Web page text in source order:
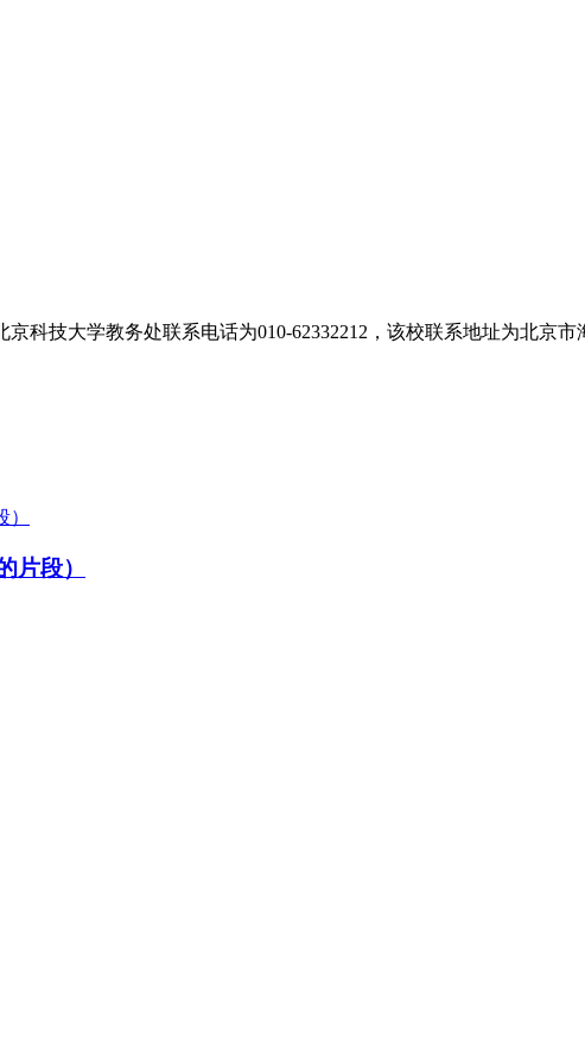
科技大学教务处联系电话为010-62332212，该校联系地址为北京
片段）